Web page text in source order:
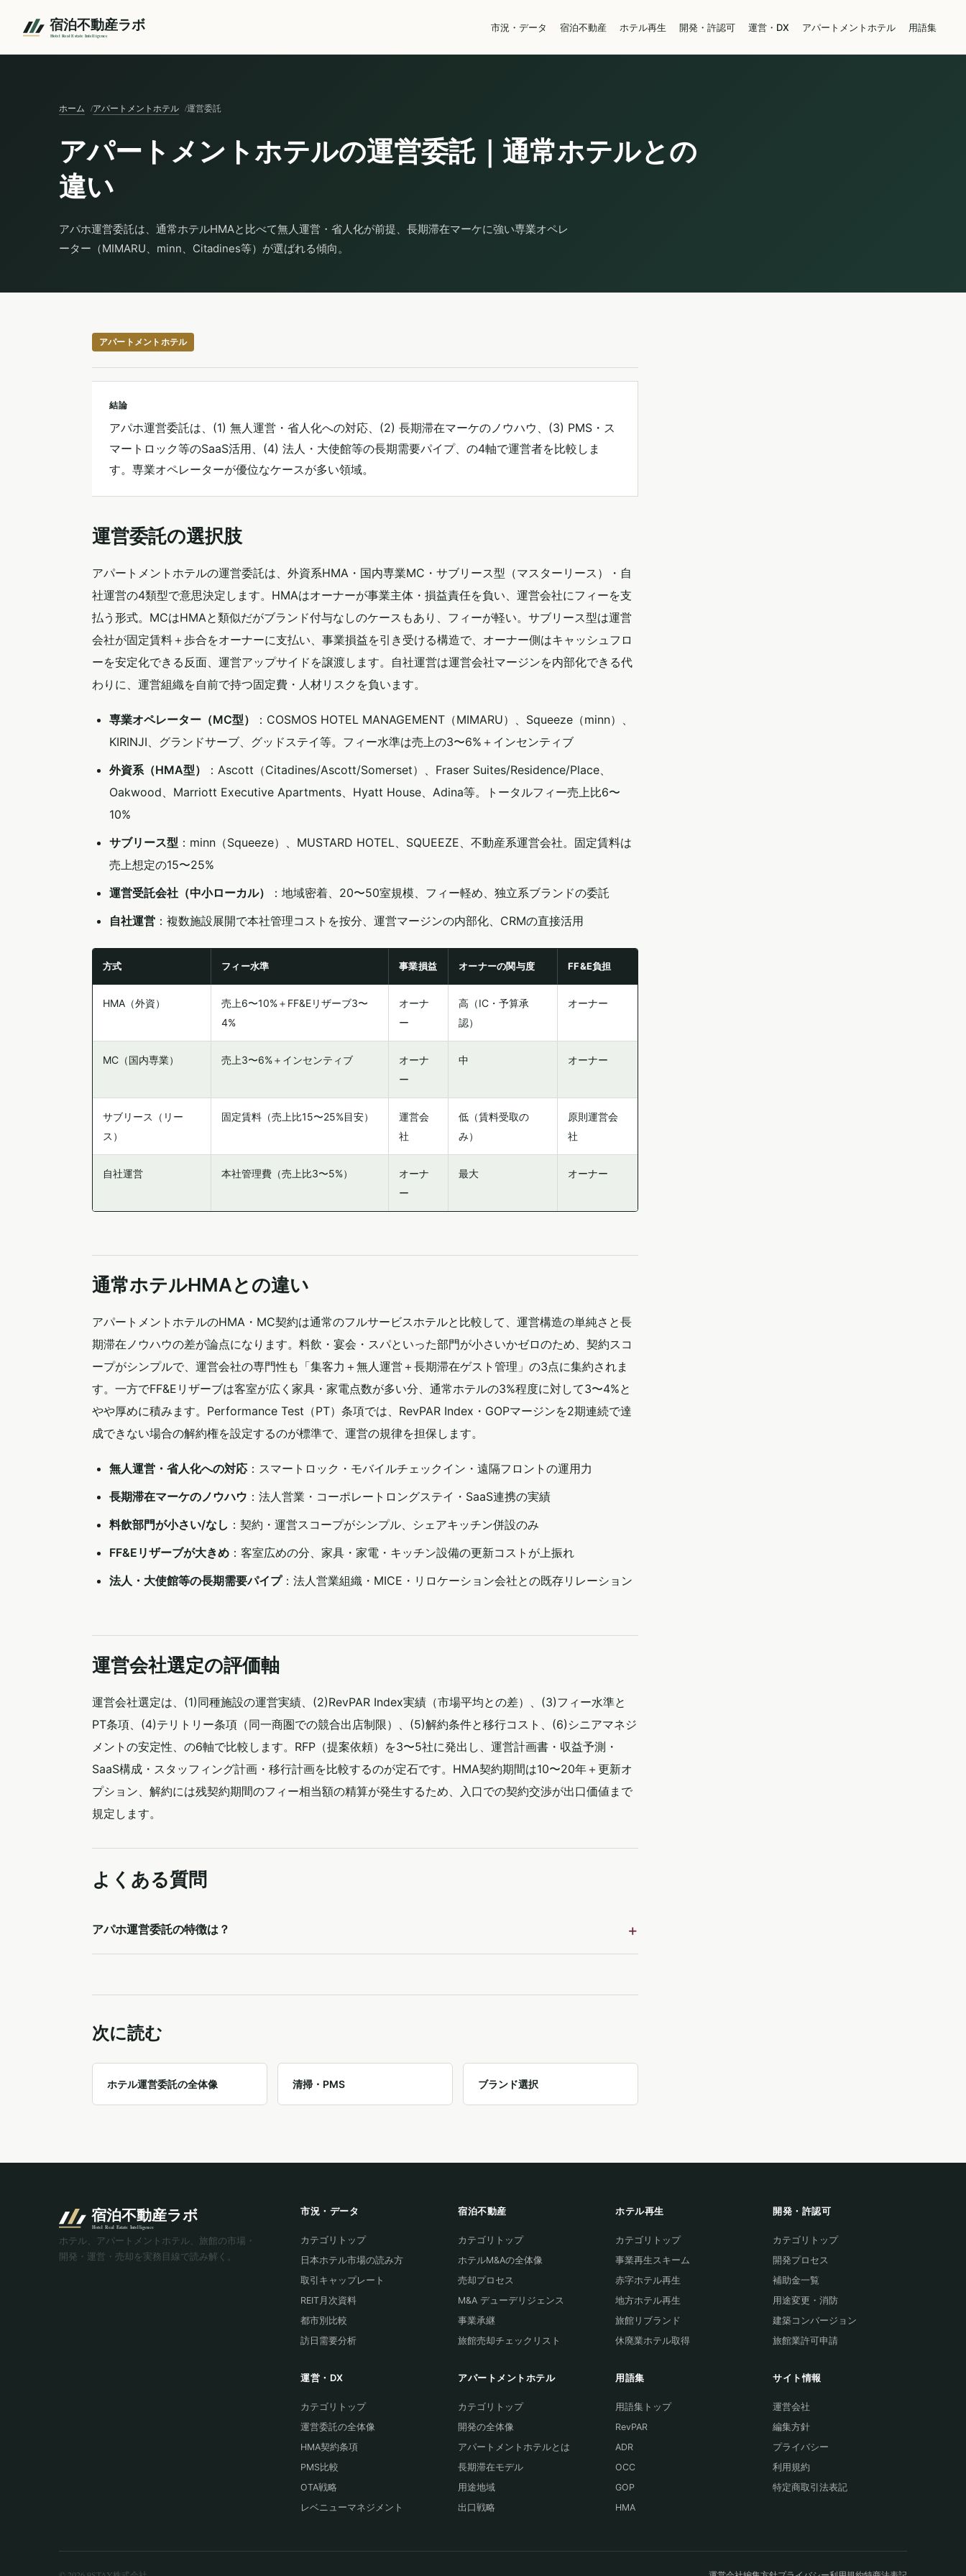
市況・データ 宿泊不動産 ホテル再生 開発・許認可 運営・DX アパートメントホテル 用語集
ホーム アパートメントホテル 運営委託
アパートメントホテルの運営委託｜通常ホテルとの
違い
アパホ運営委託は、通常ホテルHMAと比べて無人運営・省人化が前提、長期滞在マーケに強い専業オペレ
ーター（MIMARU、minn、Citadines等）が選ばれる傾向。
アパートメントホテル
結論
アパホ運営委託は、(1) 無人運営・省人化への対応、(2) 長期滞在マーケのノウハウ、(3) PMS・ス
マートロック等のSaaS活用、(4) 法人・大使館等の長期需要パイプ、の4軸で運営者を比較しま
す。専業オペレーターが優位なケースが多い領域。
運営委託の選択肢
アパートメントホテルの運営委託は、外資系HMA・国内専業MC・サブリース型（マスターリース）・自
社運営の4類型で意思決定します。HMAはオーナーが事業主体・損益責任を負い、運営会社にフィーを支
払う形式。MCはHMAと類似だがブランド付与なしのケースもあり、フィーが軽い。サブリース型は運営
会社が固定賃料＋歩合をオーナーに支払い、事業損益を引き受ける構造で、オーナー側はキャッシュフロ
ーを安定化できる反面、運営アップサイドを譲渡します。自社運営は運営会社マージンを内部化できる代
わりに、運営組織を自前で持つ固定費・人材リスクを負います。
専業オペレーター（MC型）
：COSMOS HOTEL MANAGEMENT（MIMARU）、Squeeze（minn）、
KIRINJI、グランドサーブ、グッドステイ等。フィー水準は売上の3〜6%＋インセンティブ
外資系（HMA型）
：Ascott（Citadines/Ascott/Somerset）、Fraser Suites/Residence/Place、
Oakwood、Marriott Executive Apartments、Hyatt House、Adina等。トータルフィー売上比6〜
10%
サブリース型 ：minn（Squeeze）、MUSTARD HOTEL、SQUEEZE、不動産系運営会社。固定賃料は
売上想定の15〜25%
運営受託会社（中小ローカル）
：地域密着、20〜50室規模、フィー軽め、独立系ブランドの委託
自社運営 ：複数施設展開で本社管理コストを按分、運営マージンの内部化、CRMの直接活用
方式 フィー水準 事業損益 オーナーの関与度 FF&E負担
HMA（外資）
売上6〜10%＋FF&Eリザーブ3〜
4%
オーナ
ー
高（IC・予算承
認）
オーナー
MC（国内専業） 売上3〜6%＋インセンティブ
オーナ
ー
中 オーナー
サブリース（リー
ス）
固定賃料（売上比15〜25%目安）
運営会
社
低（賃料受取の
み）
原則運営会
社
自社運営 本社管理費（売上比3〜5%）
オーナ
ー
最大 オーナー
通常ホテルHMAとの違い
アパートメントホテルのHMA・MC契約は通常のフルサービスホテルと比較して、運営構造の単純さと長
期滞在ノウハウの差が論点になります。料飲・宴会・スパといった部門が小さいかゼロのため、契約スコ
ープがシンプルで、運営会社の専門性も「集客力＋無人運営＋長期滞在ゲスト管理」の3点に集約されま
す。一方でFF&Eリザーブは客室が広く家具・家電点数が多い分、通常ホテルの3%程度に対して3〜4%と
やや厚めに積みます。Performance Test（PT）条項では、RevPAR Index・GOPマージンを2期連続で達
成できない場合の解約権を設定するのが標準で、運営の規律を担保します。
無人運営・省人化への対応 ：スマートロック・モバイルチェックイン・遠隔フロントの運用力
長期滞在マーケのノウハウ ：法人営業・コーポレートロングステイ・SaaS連携の実績
料飲部門が小さい/なし ：契約・運営スコープがシンプル、シェアキッチン併設のみ
FF&Eリザーブが大きめ ：客室広めの分、家具・家電・キッチン設備の更新コストが上振れ
法人・大使館等の長期需要パイプ：法人営業組織・MICE・リロケーション会社との既存リレーション
運営会社選定の評価軸
運営会社選定は、(1)同種施設の運営実績、(2)RevPAR Index実績（市場平均との差）、(3)フィー水準と
PT条項、(4)テリトリー条項（同一商圏での競合出店制限）、(5)解約条件と移行コスト、(6)シニアマネジ
メントの安定性、の6軸で比較します。RFP（提案依頼）を3〜5社に発出し、運営計画書・収益予測・
SaaS構成・スタッフィング計画・移行計画を比較するのが定石です。HMA契約期間は10〜20年＋更新オ
プション、解約には残契約期間のフィー相当額の精算が発生するため、入口での契約交渉が出口価値まで
規定します。
よくある質問
アパホ運営委託の特徴は？
次に読む
ホテル運営委託の全体像 清掃・PMS ブランド選択
ホテル、アパートメントホテル、旅館の市場・
開発・運営・売却を実務目線で読み解く。
市況・データ
カテゴリトップ
日本ホテル市場の読み方
取引キャップレート
REIT月次資料
都市別比較
訪日需要分析
宿泊不動産
カテゴリトップ
ホテルM&Aの全体像
売却プロセス
M&A デューデリジェンス
事業承継
旅館売却チェックリスト
ホテル再生
カテゴリトップ
事業再生スキーム
赤字ホテル再生
地方ホテル再生
旅館リブランド
休廃業ホテル取得
開発・許認可
カテゴリトップ
開発プロセス
補助金一覧
用途変更・消防
建築コンバージョン
旅館業許可申請
運営・DX
カテゴリトップ
運営委託の全体像
HMA契約条項
PMS比較
OTA戦略
レベニューマネジメント
アパートメントホテル
カテゴリトップ
開発の全体像
アパートメントホテルとは
長期滞在モデル
用途地域
出口戦略
用語集
用語集トップ
RevPAR
ADR
OCC
GOP
HMA
サイト情報
運営会社
編集方針
プライバシー
利用規約
特定商取引法表記